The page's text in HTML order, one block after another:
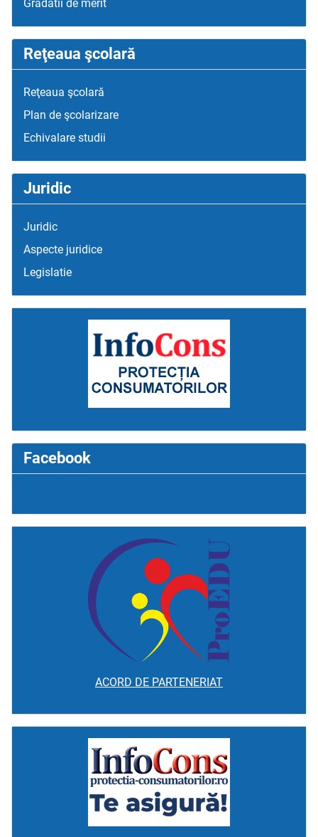
Gradatii de merit
Reţeaua şcolară
Reţeaua şcolară
Plan de şcolarizare
Echivalare studii
Juridic
Juridic
Aspecte juridice
Legislatie
Facebook
ACORD DE PARTENERIAT